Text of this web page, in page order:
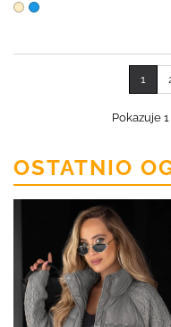
1
Pokazuje
OSTATNIO